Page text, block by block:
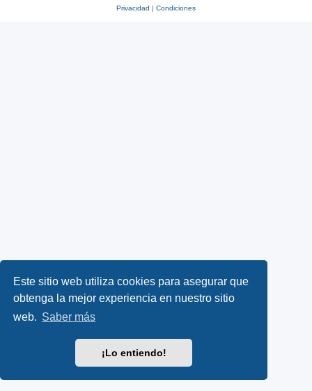
Este sitio web utiliza cookies para asegurar que
obtenga la mejor experiencia en nuestro sitio
web. Saber más
¡Lo entiendo!
Privacidad | Condiciones